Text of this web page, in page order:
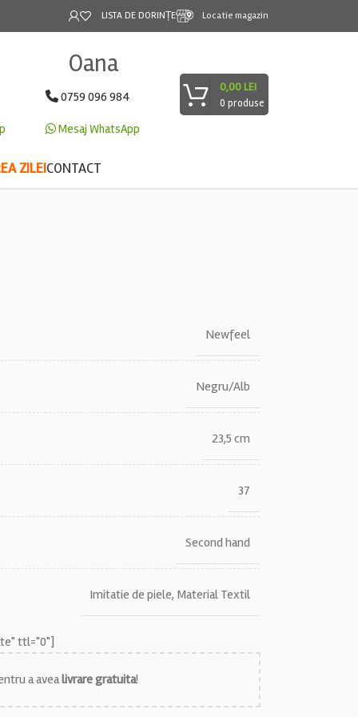
LISTA DE DORINȚE Locatie magazin
Oana
0759 096 984
Mesaj WhatsApp
0 produse
0,00LEI
ZILEICONTACT
Newfeel
Negru/Alb
23,5 cm
37
Second hand
Imitatie de piele, Material Textil
ttl="0"]
a avealivrare gratuita!